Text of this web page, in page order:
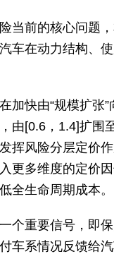
当前的核心问题
车在动力结构、
加快由“规模扩张
由[0.6，1.4]扩围
挥风险分层定价
更多维度的定价
全生命周期成本。
个重要信号，即
车系情况反馈给